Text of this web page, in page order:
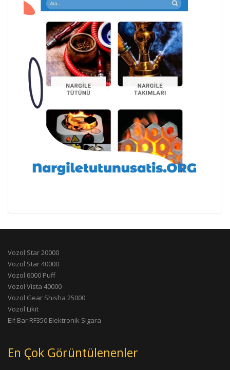
Vozol Star 20000
Vozol Star 40000
Vozol 6000 Puff
Vozol Vista 40000
Vozol Gear Shisha 25000
Vozol Likit
Elf Bar RF350 Elektronik Sigara
En Çok Görüntülenenler